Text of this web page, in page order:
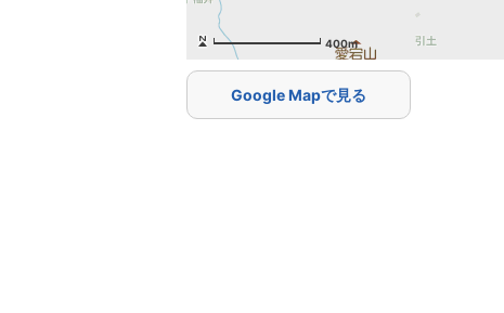
400m
Google Mapで見る